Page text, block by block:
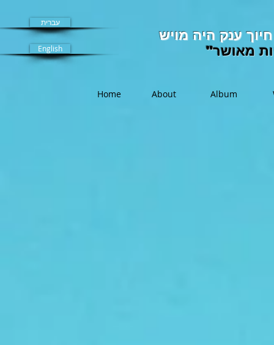
עברית
English
ענק היה מויש
מאושר"
Home About Album